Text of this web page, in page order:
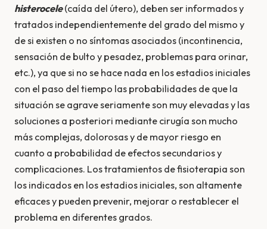
histerocele(caí­da del útero), deben ser informados y
tratados independientemente del grado del mismo y
de si existen o no sí­ntomas asociados (incontinencia,
sensación de bulto y pesadez, problemas para orinar,
etc.), ya que si no se hace nada en los estadios iniciales
con el paso del tiempo las probabilidades de que la
situación se agrave seriamente son muy elevadas y las
soluciones a posteriori mediante cirugía son mucho
más complejas, dolorosas y de mayor riesgo en
cuanto a probabilidad de efectos secundarios y
complicaciones. Los tratamientos de fisioterapia son
los indicados en los estadios iniciales, son altamente
eficaces y pueden prevenir, mejorar o restablecer el
problema en diferentes grados.